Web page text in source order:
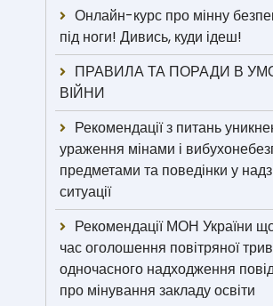
Онлайн-курс про мінну
під ноги! Дивись, куди ідеш!
ПРАВИЛА ТА ПОРАДИ В
ВІЙНИ
Рекомендації з питань
ураження мінами і
предметами та поведінки у
ситуації
Рекомендації МОН України
час оголошення повітряної
одночасного надходження
про мінування закладу освіти